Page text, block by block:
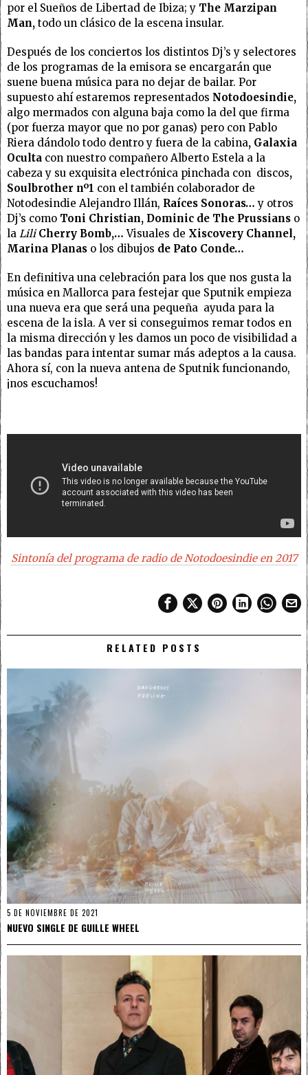
por el Sueños de Libertad de Ibiza; y The Marzipan
Man, todo un clásico de la escena insular.
Después de los conciertos los distintos Dj’s y selectores
de los programas de la emisora se encargarán que
suene buena música para no dejar de bailar. Por
supuesto ahí estaremos representados Notodoesindie,
algo mermados con alguna baja como la del que firma
(por fuerza mayor que no por ganas) pero con Pablo
Riera dándolo todo dentro y fuera de la cabina, Galaxia
Oculta con nuestro compañero Alberto Estela a la
cabeza y su exquisita electrónica pinchada con discos,
Soulbrother nº1 con el también colaborador de
Notodesindie Alejandro Illán, Raíces Sonoras…y otros
Dj’s como Toni Christian, Dominic de The Prussians o
la LiliCherry Bomb,…Visuales de Xiscovery Channel,
Marina Planas o los dibujos de Pato Conde…
En definitiva una celebración para los que nos gusta la
música en Mallorca para festejar que Sputnik empieza
una nueva era que será una pequeña ayuda para la
escena de la isla. A ver si conseguimos remar todos en
la misma dirección y les damos un poco de visibilidad a
las bandas para intentar sumar más adeptos a la causa.
Ahora sí, con la nueva antena de Sputnik funcionando,
¡nos escuchamos!
Sintonía del programa de radio de Notodoesindie en 2017
RELATED POSTS
5 DE NOVIEMBRE DE 2021
NUEVO SINGLE DE GUILLE WHEEL